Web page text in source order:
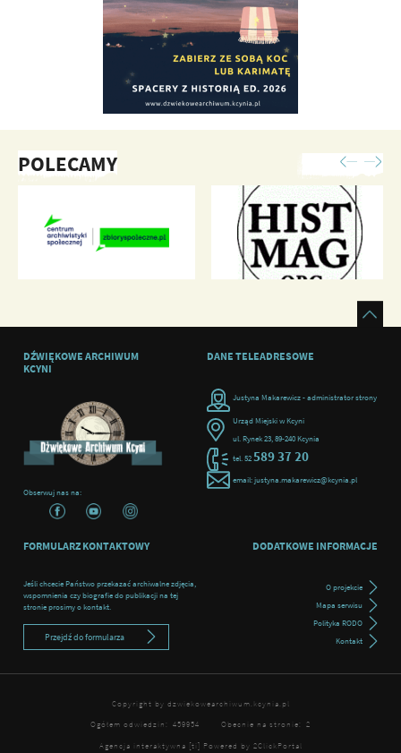
POLECAMY
DŹWIĘKOWE ARCHIWUM
KCYNI
Obserwuj nas na:
DANE TELEADRESOWE
Justyna Makarewicz - administrator strony
Urząd Miejski w Kcyni
ul. Rynek 23, 89-240 Kcynia
tel. 52589 37 20
email: justyna.makarewicz@kcynia.pl
FORMULARZ KONTAKTOWY
Jeśli chcecie Państwo przekazać archiwalne zdjęcia,
wspomnienia czy biografie do publikacji na tej
stronie prosimy o kontakt.
Przejdź do formularza
DODATKOWE INFORMACJE
O projekcie
Mapa serwisu
Polityka RODO
Kontakt
Copyright by dzwiekowearchiwum.kcynia.pl
Ogółem odwiedzin:
459954 Obecnie na stronie:
2
Agencja interaktywna [ti] Powered by 2ClickPortal